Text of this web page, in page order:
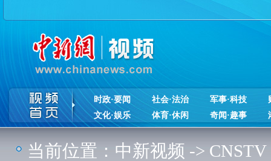
时政·要闻 社会·法治 军事·科技
文化·娱乐
体育·休闲 奇闻·趣事
当前位置： 中新视频 -> CNSTV